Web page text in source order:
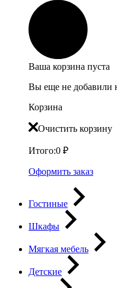
Ваша корзина пуста
Вы еще не добавили
Корзина
Очистить корзину
Итого:0 ₽
Оформить заказ
Гостиные
Шкафы
Мягкая мебель
Детские